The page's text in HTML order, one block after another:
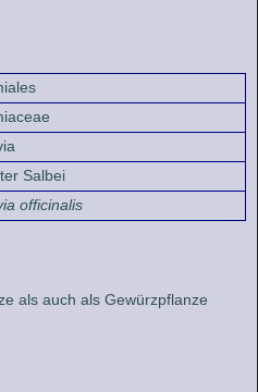
Salbei
officinalis
als auch als Gewürzpflanze